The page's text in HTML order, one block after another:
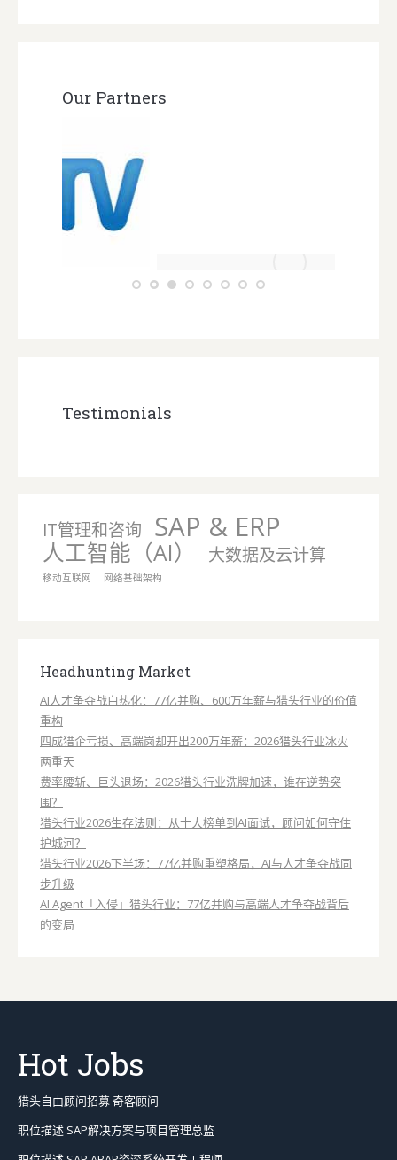
Our Partners
Testimonials
IT管理和咨询 SAP & ERP
人工智能（AI） 大数据及云计算
移动互联网 网络基础架构
Headhunting Market
AI人才争夺战白热化：77亿并购、600万年薪与猎头行业的价值
重构
四成猎企亏损、高端岗却开出200万年薪：2026猎头行业冰火
两重天
费率腰斩、巨头退场：2026猎头行业洗牌加速，谁在逆势突
围？
猎头行业2026生存法则：从十大榜单到AI面试，顾问如何守住
护城河？
猎头行业2026下半场：77亿并购重塑格局，AI与人才争夺战同
步升级
AI Agent「入侵」猎头行业：77亿并购与高端人才争夺战背后
的变局
Hot Jobs
猎头自由顾问招募 奇客顾问
职位描述 SAP解决方案与项目管理总监